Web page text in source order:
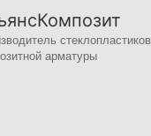
арматуры